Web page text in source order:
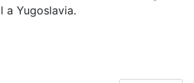
a Yugoslavia.